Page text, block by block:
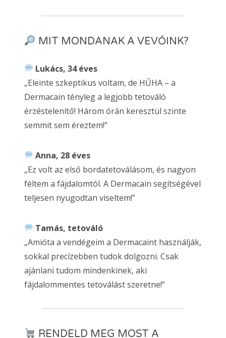
MIT MONDANAK A VEVŐINK?
Lukács, 34 éves
„Eleinte szkeptikus voltam, de HŰHA – a
Dermacain tényleg a legjobb tetováló
érzéstelenítő! Három órán keresztül szinte
semmit sem éreztem!”
Anna, 28 éves
„Ez volt az első bordatetoválásom, és nagyon
féltem a fájdalomtól. A Dermacain segítségével
teljesen nyugodtan viseltem!”
Tamás, tetováló
„Amióta a vendégeim a Dermacaint használják,
sokkal precízebben tudok dolgozni. Csak
ajánlani tudom mindenkinek, aki
fájdalommentes tetoválást szeretne!”
RENDELD MEG MOST A